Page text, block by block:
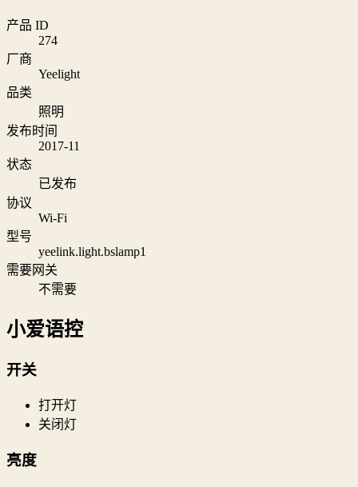
产品 ID
274
厂商
Yeelight
品类
照明
发布时间
2017-11
状态
已发布
协议
Wi‑Fi
型号
yeelink.light.bslamp1
需要网关
不需要
小爱语控
开关
打开灯
关闭灯
亮度